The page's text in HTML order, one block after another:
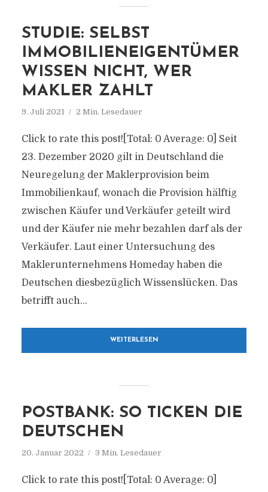
STUDIE: SELBST
IMMOBILIENEIGENTÜMER
WISSEN NICHT, WER
MAKLER ZAHLT
9. Juli 2021 2 Min. Lesedauer
Click to rate this post![Total: 0 Average: 0] Seit
23. Dezember 2020 gilt in Deutschland die
Neuregelung der Maklerprovision beim
Immobilienkauf, wonach die Provision hälftig
zwischen Käufer und Verkäufer geteilt wird
und der Käufer nie mehr bezahlen darf als der
Verkäufer. Laut einer Untersuchung des
Maklerunternehmens Homeday haben die
Deutschen diesbezüglich Wissenslücken. Das
betrifft auch...
WEITERLESEN
POSTBANK: SO TICKEN DIE
DEUTSCHEN
20. Januar 2022 3 Min. Lesedauer
Click to rate this post![Total: 0 Average: 0]